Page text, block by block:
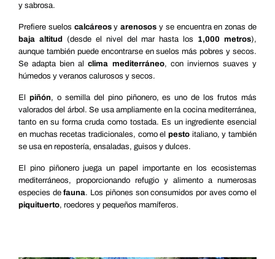
y sabrosa.
Prefiere suelos calcáreosyarenosos y se encuentra en zonas de
baja altitud (desde el nivel del mar hasta los 1,000 metros),
aunque también puede encontrarse en suelos más pobres y secos.
Se adapta bien alclima mediterráneo, con inviernos suaves y
húmedos y veranos calurosos y secos.
El piñón, o semilla del pino piñonero, es uno de los frutos más
valorados del árbol. Se usa ampliamente en la cocina mediterránea,
tanto en su forma cruda como tostada. Es un ingrediente esencial
en muchas recetas tradicionales, como el pesto italiano, y también
se usa en repostería, ensaladas, guisos y dulces.
El pino piñonero juega un papel importante en los ecosistemas
mediterráneos, proporcionando refugio y alimento a numerosas
especies defauna. Los piñones son consumidos por aves como el
piquituerto, roedores y pequeños mamíferos.